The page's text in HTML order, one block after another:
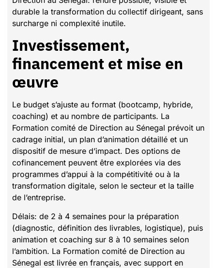
durable la transformation du collectif dirigeant, sans
surcharge ni complexité inutile.
Investissement,
financement et mise en
œuvre
Le budget s’ajuste au format (bootcamp, hybride,
coaching) et au nombre de participants. La
Formation comité de Direction au Sénegal prévoit un
cadrage initial, un plan d’animation détaillé et un
dispositif de mesure d’impact. Des options de
cofinancement peuvent être explorées via des
programmes d’appui à la compétitivité ou à la
transformation digitale, selon le secteur et la taille
de l’entreprise.
Délais: de 2 à 4 semaines pour la préparation
(diagnostic, définition des livrables, logistique), puis
animation et coaching sur 8 à 10 semaines selon
l’ambition. La Formation comité de Direction au
Sénegal est livrée en français, avec support en